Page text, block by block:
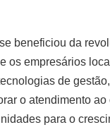
beneficiou da
os empresários
de
o atendimento
para o